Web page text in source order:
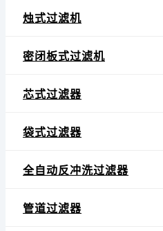
烛式过滤机
密闭板式过滤机
芯式过滤器
袋式过滤器
全自动反冲洗过滤器
管道过滤器